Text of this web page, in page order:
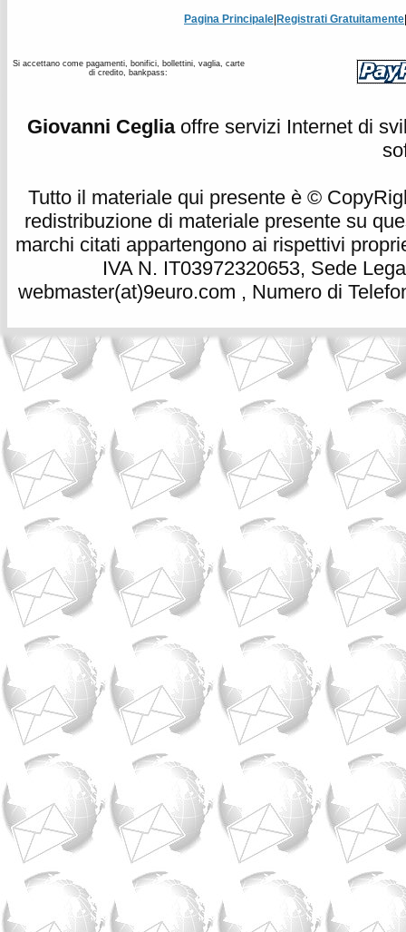
Pagina Principale Registrati Gratuitamente
Si accettano come pagamenti, bonifici, bollettini, vaglia, carte
di credito, bankpass:
Giovanni Cegliaoffre servizi Internet di
Tutto il materiale qui presente è ©
redistribuzione di materiale presente su
marchi citati appartengono ai rispettivi
IVA N. IT03972320653, Sede
webmaster(at)9euro.com , Numero di